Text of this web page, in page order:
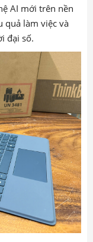
AI mới trên nền
quả làm việc và
đại số.